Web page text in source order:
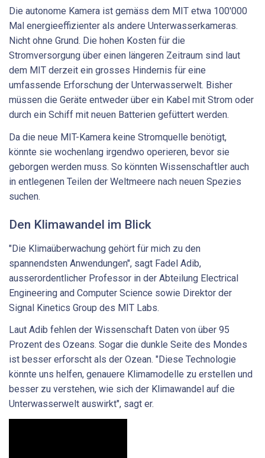
Die autonome Kamera ist gemäss dem MIT etwa 100'000
Mal energieeffizienter als andere Unterwasserkameras.
Nicht ohne Grund. Die hohen Kosten für die
Stromversorgung über einen längeren Zeitraum sind laut
dem MIT derzeit ein grosses Hindernis für eine
umfassende Erforschung der Unterwasserwelt. Bisher
müssen die Geräte entweder über ein Kabel mit Strom oder
durch ein Schiff mit neuen Batterien gefüttert werden.
Da die neue MIT-Kamera keine Stromquelle benötigt,
könnte sie wochenlang irgendwo operieren, bevor sie
geborgen werden muss. So könnten Wissenschaftler auch
in entlegenen Teilen der Weltmeere nach neuen Spezies
suchen.
Den Klimawandel im Blick
"Die Klimaüberwachung gehört für mich zu den
spannendsten Anwendungen", sagt Fadel Adib,
ausserordentlicher Professor in der Abteilung Electrical
Engineering and Computer Science sowie Direktor der
Signal Kinetics Group des MIT Labs.
Laut Adib fehlen der Wissenschaft Daten von über 95
Prozent des Ozeans. Sogar die dunkle Seite des Mondes
ist besser erforscht als der Ozean. "Diese Technologie
könnte uns helfen, genauere Klimamodelle zu erstellen und
besser zu verstehen, wie sich der Klimawandel auf die
Unterwasserwelt auswirkt", sagt er.